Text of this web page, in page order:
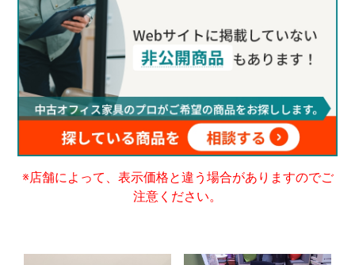
※店舗によって、表示価格と違う場合がありますのでご
注意ください。